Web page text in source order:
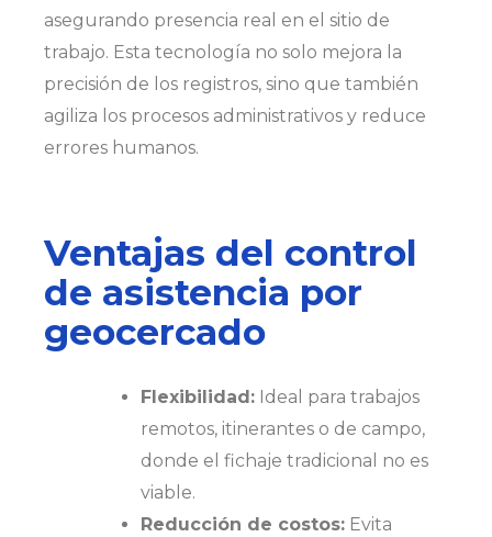
asegurando presencia real en el sitio de
trabajo. Esta tecnología no solo mejora la
precisión de los registros, sino que también
agiliza los procesos administrativos y reduce
errores humanos.
Ventajas del control
de asistencia por
geocercado
Flexibilidad: Ideal para trabajos
remotos, itinerantes o de campo,
donde el fichaje tradicional no es
viable.
Reducción de costos: Evita